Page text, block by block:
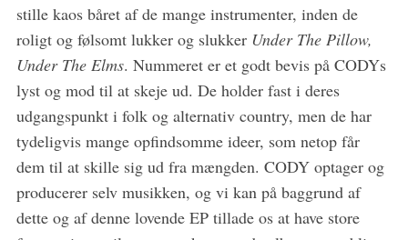
stille kaos båret af de mange instrumenter, inden de
roligt og følsomt lukker og slukker Under The Pillow,
Under The Elms. Nummeret er et godt bevis på CODYs
lyst og mod til at skeje ud. De holder fast i deres
udgangspunkt i folk og alternativ country, men de har
tydeligvis mange opfindsomme ideer, som netop får
dem til at skille sig ud fra mængden. CODY optager og
producerer selv musikken, og vi kan på baggrund af
dette og af denne lovende EP tillade os at have store